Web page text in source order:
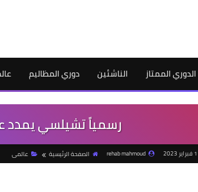
الرئيسية
الدوري الممتاز الناشئين دوري المظاليم
رسمياً تشيلسي يمدد
rehab mahmoud الصفحة الرئيسية عالمى